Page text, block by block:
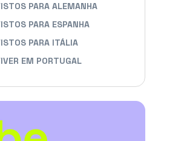
PARA ALEMANHA
PARA ESPANHA
PARA ITÁLIA
EM PORTUGAL